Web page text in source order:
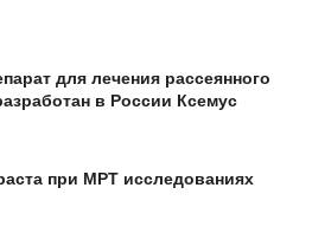
для лечения рассеянного
в России Ксемус
при МРТ исследованиях